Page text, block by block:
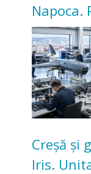
Napoca.
înceapă
Creșă și
Iris.